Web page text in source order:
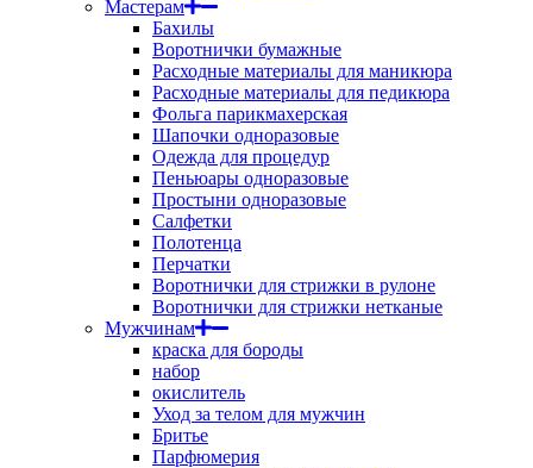
Мастерам
Бахилы
Воротнички бумажные
Расходные материалы для маникюра
Расходные материалы для педикюра
Фольга парикмахерская
Шапочки одноразовые
Одежда для процедур
Пеньюары одноразовые
Простыни одноразовые
Салфетки
Полотенца
Перчатки
Воротнички для стрижки в рулоне
Воротнички для стрижки нетканые
Мужчинам
краска для бороды
набор
окислитель
Уход за телом для мужчин
Бритье
Парфюмерия